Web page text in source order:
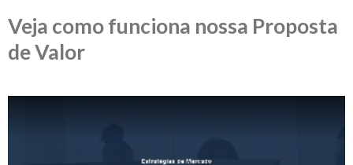
Veja como funciona nossa Proposta
de Valor